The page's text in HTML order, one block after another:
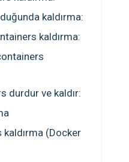
kaldırma:
kaldırma:
durdur ve kaldır:
(Docker